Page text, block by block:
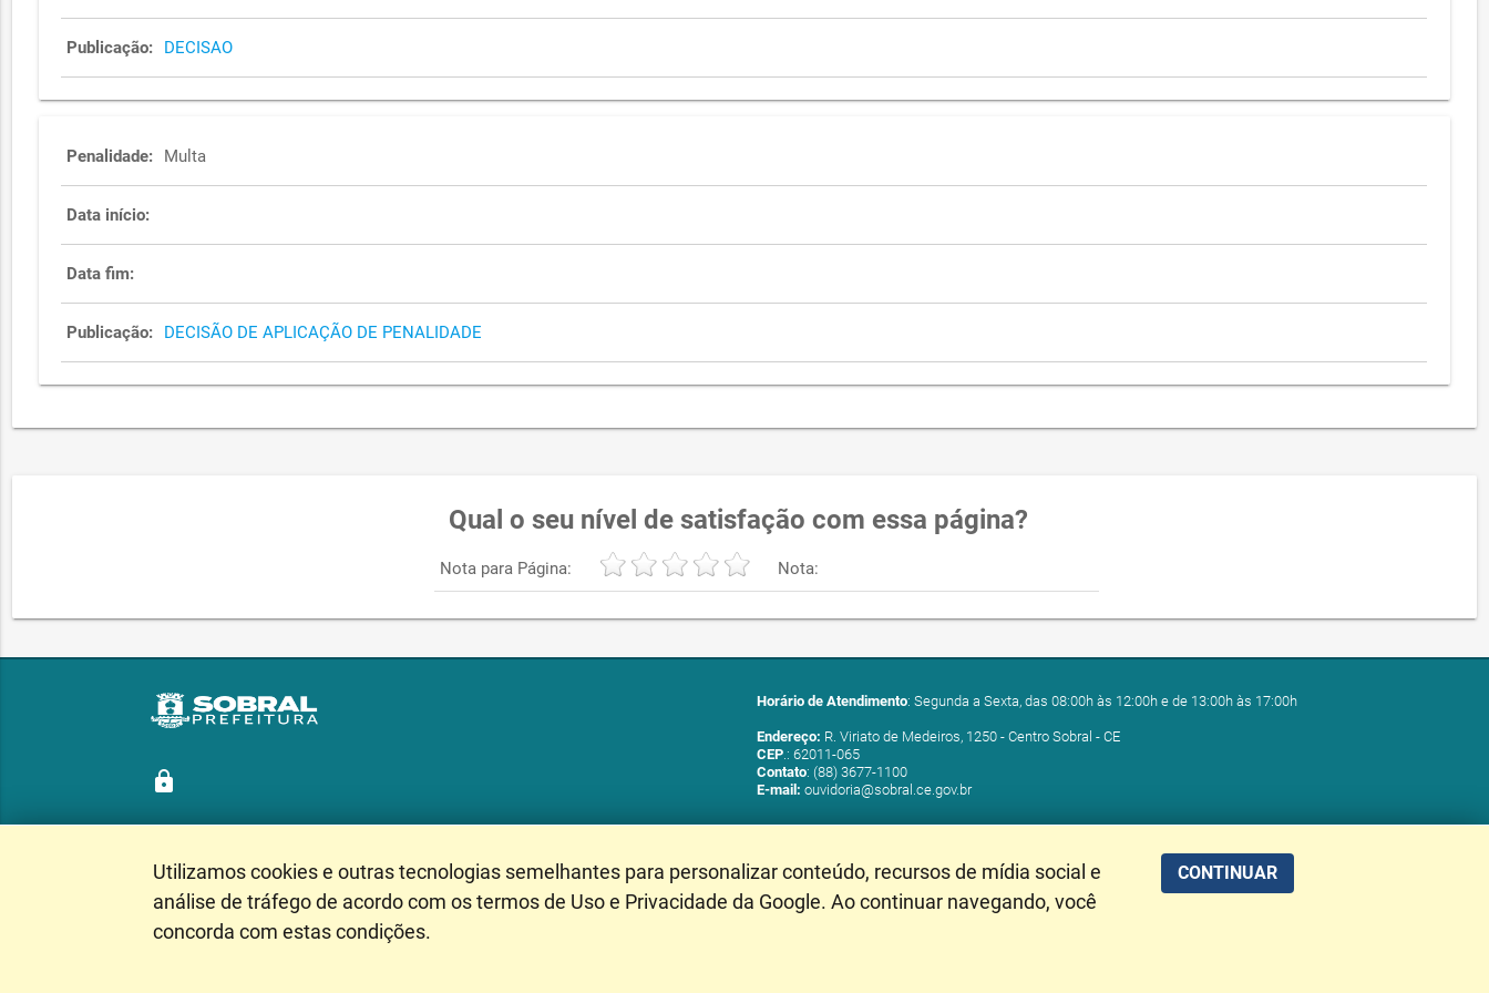
Publicação: DECISAO
Penalidade: Multa
Data início:
Data fim:
Publicação: DECISÃO DE APLICAÇÃO DE PENALIDADE
Qual o seu nível de satisfação com essa página?
Nota para Página: Nota:
lock
Horário de Atendimento: Segunda a Sexta, das 08:00h às 12:00h e de 13:00h às 17:00h
Endereço: R. Viriato de Medeiros, 1250 - Centro Sobral - CE
CEP.: 62011-065
Contato: (88) 3677-1100
E-mail: ouvidoria@sobral.ce.gov.br
Siga nossas redes sociais
Utilizamos cookies e outras tecnologias semelhantes para personalizar conteúdo, recursos de mídia social e
análise de tráfego de acordo com os termos de Uso e Privacidade da Google. Ao continuar navegando, você
concorda com estas condições.
CONTINUAR